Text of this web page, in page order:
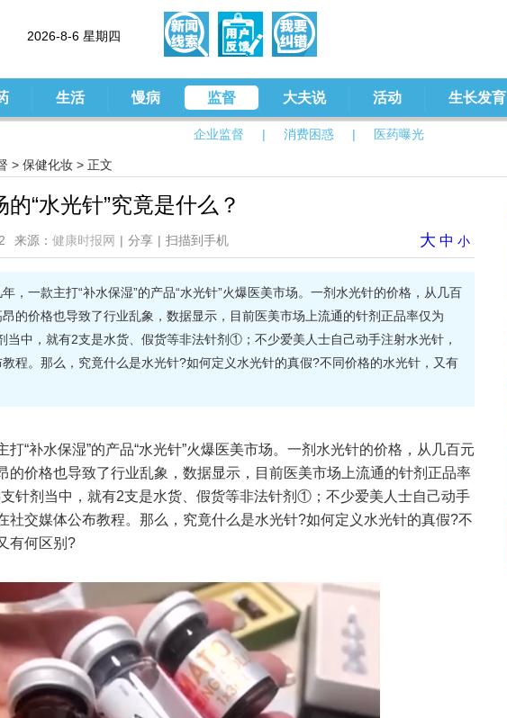
2026-8-6 星期四
生活 慢病 监督
企业监督 | 消费困惑 | 医药曝光
大夫说 活动 生长发育
> 保健化妆 > 正文
“水光针”究竟是什么？
来源： 健康时报网 | 分享 | 扫描到手机 大 中 小
，一款主打“补水保湿”的产品“水光针”火爆医美市场。一剂水光针的价格，从几百
的价格也导致了行业乱象，数据显示，目前医美市场上流通的针剂正品率仅为
当中，就有2支是水货、假货等非法针剂①；不少爱美人士自己动手注射水光针，
程。那么，究竟什么是水光针?如何定义水光针的真假?不同价格的水光针，又有
打“补水保湿”的产品“水光针”火爆医美市场。一剂水光针的价格，从几百元
的价格也导致了行业乱象，数据显示，目前医美市场上流通的针剂正品率
针剂当中，就有2支是水货、假货等非法针剂①；不少爱美人士自己动手
社交媒体公布教程。那么，究竟什么是水光针?如何定义水光针的真假?不
有何区别?